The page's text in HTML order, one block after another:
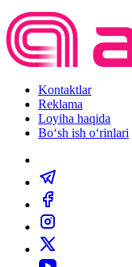
Kontaktlar
Reklama
Loyiha haqida
Bo‘sh ish o‘rinlari